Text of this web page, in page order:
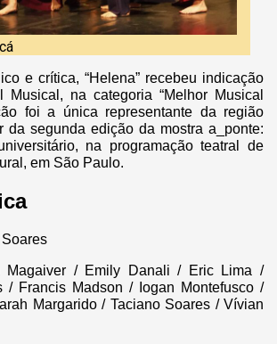
e crítica, “Helena” recebeu indicação
Musical, na categoria “Melhor Musical
foi a única representante da região
da segunda edição da mostra a_ponte:
na programação teatral de
em São Paulo.
Magaiver / Emily Danali / Eric Lima /
/ Francis Madson / Iogan Montefusco /
Margarido / Taciano Soares / Vívian